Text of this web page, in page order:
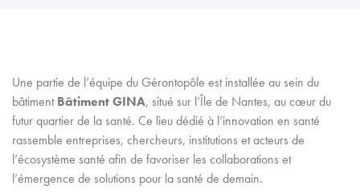
Une partie de l’équipe du Gérontopôle est installée au sein du
bâtimentBâtiment GINA, situé sur l’Île de Nantes, au cœur du
futur quartier de la santé. Ce lieu dédié à l’innovation en santé
rassemble entreprises, chercheurs, institutions et acteurs de
l’écosystème santé afin de favoriser les collaborations et
l’émergence de solutions pour la santé de demain.